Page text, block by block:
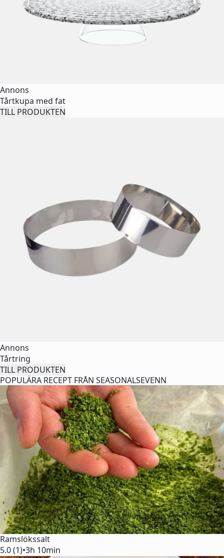
Annons
Tårtkupa med fat
TILL PRODUKTEN
Annons
Tårtring
TILL PRODUKTEN
POPULÄRA RECEPT FRÅN SEASONALSEVENN
Ramslökssalt
5.0 (1)•3h 10min